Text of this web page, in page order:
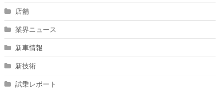
店舗
業界ニュース
新車情報
新技術
試乗レポート